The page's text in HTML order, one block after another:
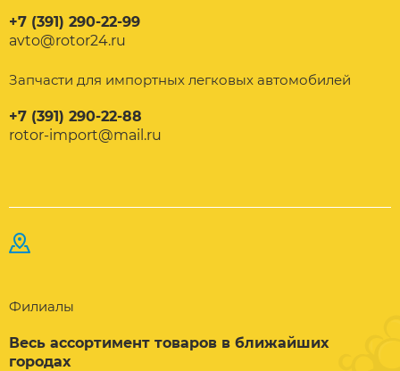
+7 (391) 290-22-99
avto@rotor24.ru
Запчасти для импортных легковых автомобилей
+7 (391) 290-22-88
rotor-import@mail.ru
Филиалы
Весь ассортимент товаров в ближайших
городах